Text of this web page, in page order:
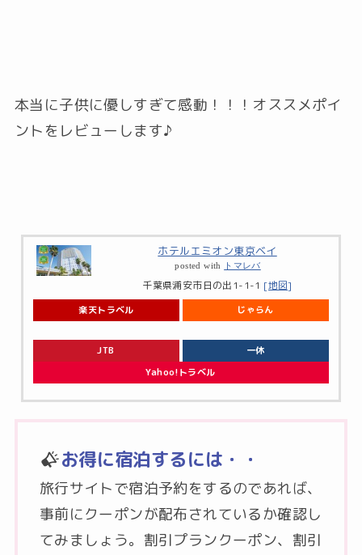
本当に子供に優しすぎて感動！！！オススメポイ
ントをレビューします♪
ホテルエミオン東京ベイ
posted with トマレバ
千葉県浦安市日の出1-1-1 [地図]
楽天トラベル じゃらん
JTB
一休
Yahoo!トラベル
お得に宿泊するには・・
旅行サイトで宿泊予約をするのであれば、
事前にクーポンが配布されているか確認し
てみましょう。割引プランクーポン、割引